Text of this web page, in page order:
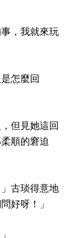
，我就來玩
怎麼回
但見她這回
順的窘迫
古琰得意地
好呀！」